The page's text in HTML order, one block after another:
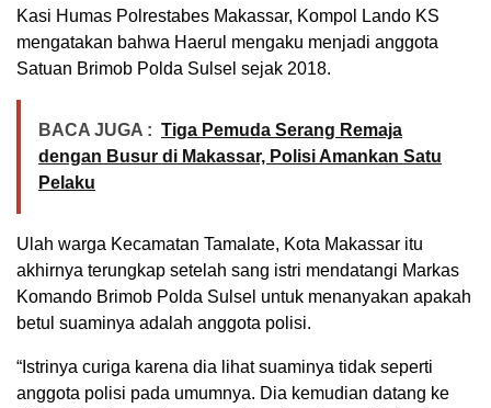
Kasi Humas Polrestabes Makassar, Kompol Lando KS
mengatakan bahwa Haerul mengaku menjadi anggota
Satuan Brimob Polda Sulsel sejak 2018.
BACA JUGA : Tiga Pemuda Serang Remaja
dengan Busur di Makassar, Polisi Amankan Satu
Pelaku
Ulah warga Kecamatan Tamalate, Kota Makassar itu
akhirnya terungkap setelah sang istri mendatangi Markas
Komando Brimob Polda Sulsel untuk menanyakan apakah
betul suaminya adalah anggota polisi.
“Istrinya curiga karena dia lihat suaminya tidak seperti
anggota polisi pada umumnya. Dia kemudian datang ke